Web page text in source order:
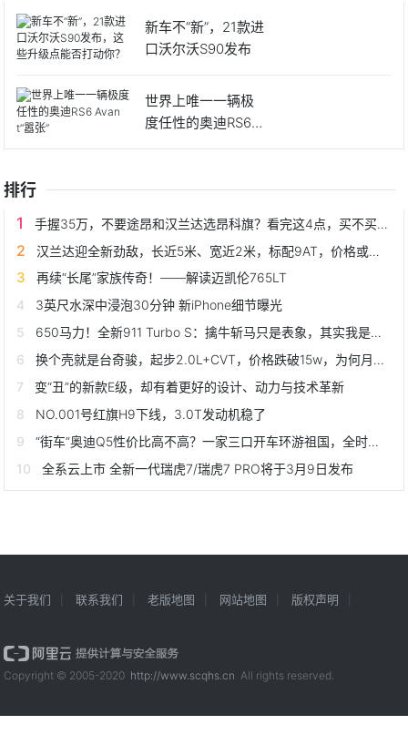
新车不“新”，21款进
口沃尔沃S90发布
世界上唯一一辆极
度任性的奥迪RS6 A
v
排行
手握35万，不要途昂和汉兰达选昂科旗？看完这4点，买不买就懂了
汉兰达迎全新劲敌，长近5米、宽近2米，标配9AT，价格或有惊喜
再续“长尾”家族传奇！——解读迈凯伦765LT
3英尺水深中浸泡30分钟 新iPhone细节曝光
650马力！全新911 Turbo S：擒牛斩马只是表象，其实我是个“舒适”的超级跑车
换个壳就是台奇骏，起步2.0L+CVT，价格跌破15w，为何月销仅115辆
变“丑”的新款E级，却有着更好的设计、动力与技术革新
NO.001号红旗H9下线，3.0T发动机稳了
“街车”奥迪Q5性价比高不高？一家三口开车环游祖国，全时四驱少不了，保值率高，油耗也很高
全系云上市 全新一代瑞虎7/瑞虎7 PRO将于3月9日发布
关于我们 联系我们 老版地图 网站地图 版权声明
Copyright © 2005-2020 http://www.scqhs.cn All rights reserved.